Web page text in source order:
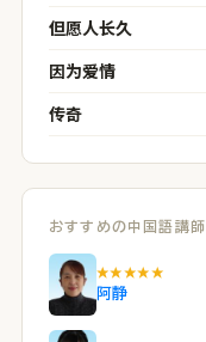
但愿人长久
因为爱情
传奇
おすすめの中国語講師
★★★★★
阿静